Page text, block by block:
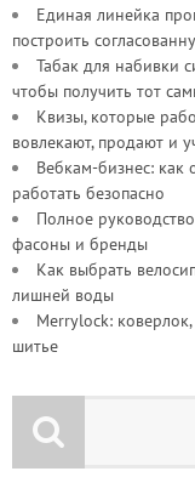
Единая линейка
построить
Табак для набивки
чтобы получить тот
Квизы, которые
вовлекают, продают и
Вебкам-бизнес: как
работать безопасно
Полное
фасоны и бренды
Как выбрать
лишней воды
Merrylock:
шитье